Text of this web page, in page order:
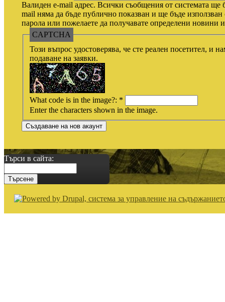
Валиден e-mail адрес. Всички съобщения от системата ще
mail няма да бъде публично показван и ще бъде използван
парола или пожелаете да получавате определени новини
CAPTCHA
Този въпрос удостоверява, че сте реален посетител, и
подаване на заявки.
What code is in the image?: *
Enter the characters shown in the image.
Търси в сайта: